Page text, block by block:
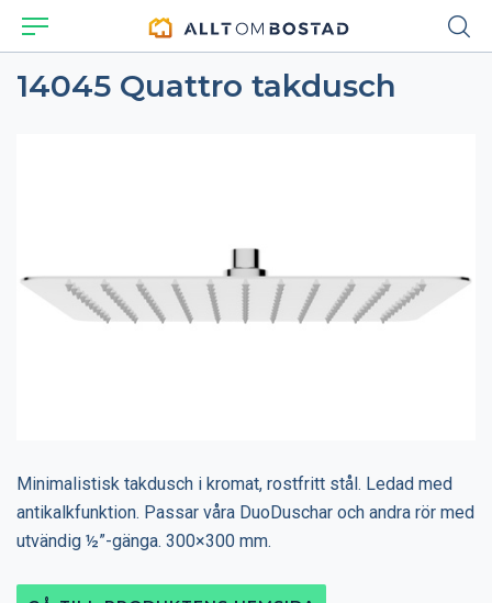
14045 Quattro takdusch
Minimalistisk takdusch i kromat, rostfritt stål. Ledad med
antikalkfunktion. Passar våra DuoDuschar och andra rör med
utvändig ½”-gänga. 300×300 mm.